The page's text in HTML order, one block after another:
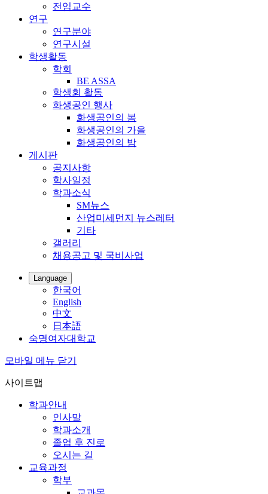
전임교수
연구
연구분야
연구시설
학생활동
학회
BE ASSA
학생회 활동
화생공인 행사
화생공인의 봄
화생공인의 가을
화생공인의 밤
게시판
공지사항
학사일정
학과소식
SM뉴스
산업미세먼지 뉴스레터
기타
갤러리
채용공고 및 국비사업
Language
한국어
English
中文
日本語
숙명여자대학교
모바일 메뉴 닫기
사이트맵
학과안내
인사말
학과소개
졸업 후 진로
오시는 길
교육과정
학부